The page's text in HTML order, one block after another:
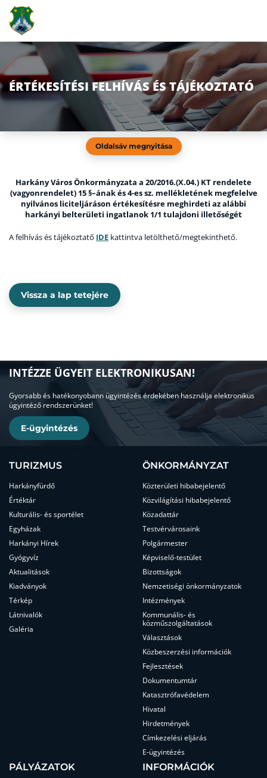
ÉRTÉKESÍTÉSI FELHÍVÁS ÉS TÁJÉKOZTATÓ
Oldalsáv megnyitása
Harkány Város Önkormányzata a 20/2016.(X.04.) KT rendelete
(vagyonrendelet) 15 §–ának és 4-es sz. mellékletének megfelelve
nyilvános liciteljáráson értékesítésre meghirdeti az alábbi
harkányi belterületi ingatlanok 1/1 tulajdoni illetőségét
A felhívás és tájékoztatő IDE kattintva letölthető/megtekinthető.
Vissza a lap tetejére
INTÉZZE ÜGYEIT ELEKTRONIKUSAN!
Gyorsabb és hatékonyobann ügyintézés érdekében használja elektronikus
ügyintéző rendszerünket!
E-ügyintézés
TURIZMUS
Harkányfürdő
Értéktár
Kulturális- és sportélet
Egyházak
Harkányi Hírek
Gyógyvíz
Aktualitások
Kiadványok
Térkép
Látnivalók
Galéria
ÖNKORMÁNYZAT
Közterületi hibabejelentő
Közvilágítási hibabejelentő
Közadattár
Testvérvárosaink
Polgármester
Képviselő-testület
Bizottságok
Nemzetiségi önkormányzatok
Intézmények
Kommunális- és
közműszolgáltatások
Választások
Közbeszerzési információk
Fejlesztések
Dokumentumtár
Katasztrófavédelem
Hivatal
Hirdetmények
Címkezelési eljárás
E-ügyintézés
PÁLYÁZATOK INFORMÁCIÓK